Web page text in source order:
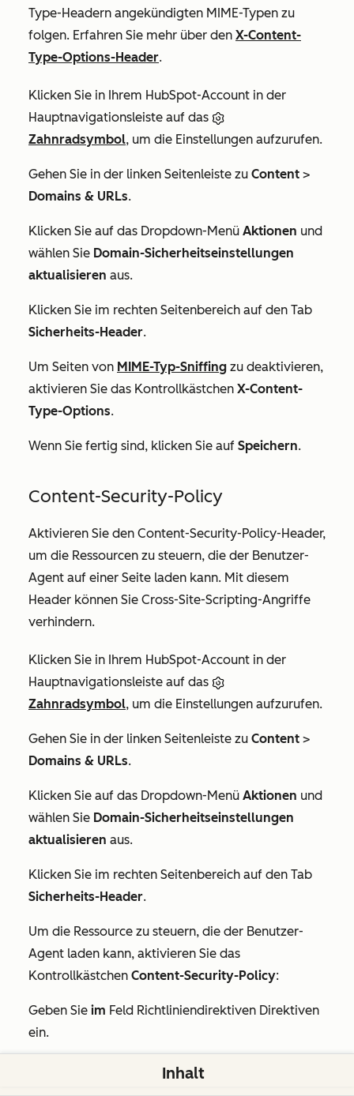
Type-Headern angekündigten MIME-Typen zu
folgen. Erfahren Sie mehr über den X-Content-
Type-Options-Header.
Klicken Sie in Ihrem HubSpot-Account in der
Hauptnavigationsleiste auf das
Zahnradsymbol, um die Einstellungen aufzurufen.
Gehen Sie in der linken Seitenleiste zu Content >
Domains & URLs.
Klicken Sie auf das Dropdown-Menü Aktionen und
wählen Sie Domain-Sicherheitseinstellungen
aktualisieren aus.
Klicken Sie im rechten Seitenbereich auf den Tab
Sicherheits-Header.
Um Seiten von MIME-Typ-Sniffing zu deaktivieren,
aktivieren Sie das Kontrollkästchen X-Content-
Type-Options.
Wenn Sie fertig sind, klicken Sie auf Speichern.
Content-Security-Policy
Aktivieren Sie den Content-Security-Policy-Header,
um die Ressourcen zu steuern, die der Benutzer-
Agent auf einer Seite laden kann. Mit diesem
Header können Sie Cross-Site-Scripting-Angriffe
verhindern.
Klicken Sie in Ihrem HubSpot-Account in der
Hauptnavigationsleiste auf das
Zahnradsymbol, um die Einstellungen aufzurufen.
Gehen Sie in der linken Seitenleiste zu Content >
Domains & URLs.
Klicken Sie auf das Dropdown-Menü Aktionen und
wählen Sie Domain-Sicherheitseinstellungen
aktualisieren aus.
Klicken Sie im rechten Seitenbereich auf den Tab
Sicherheits-Header.
Um die Ressource zu steuern, die der Benutzer-
Agent laden kann, aktivieren Sie das
Kontrollkästchen Content-Security-Policy:
Geben Sie im Feld Richtliniendirektiven Direktiven
ein.
Um volle Funktionalität auf von HubSpot
Inhalt